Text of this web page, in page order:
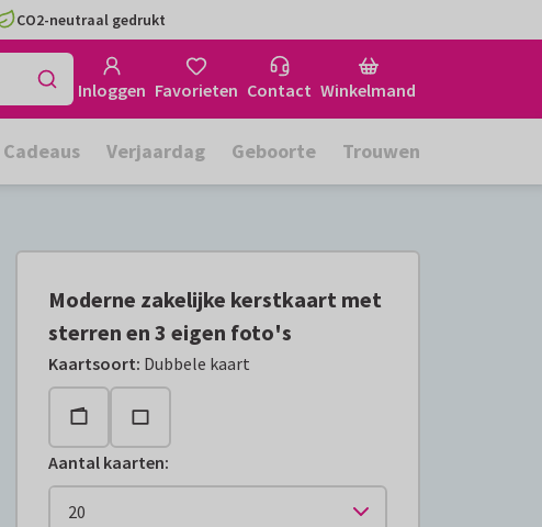
CO2-neutraal gedrukt
Inloggen Favorieten Contact Winkelmand
Cadeaus Verjaardag Geboorte Trouwen
Moderne zakelijke kerstkaart met
sterren en 3 eigen foto's
Kaartsoort: Dubbele kaart
Aantal kaarten: